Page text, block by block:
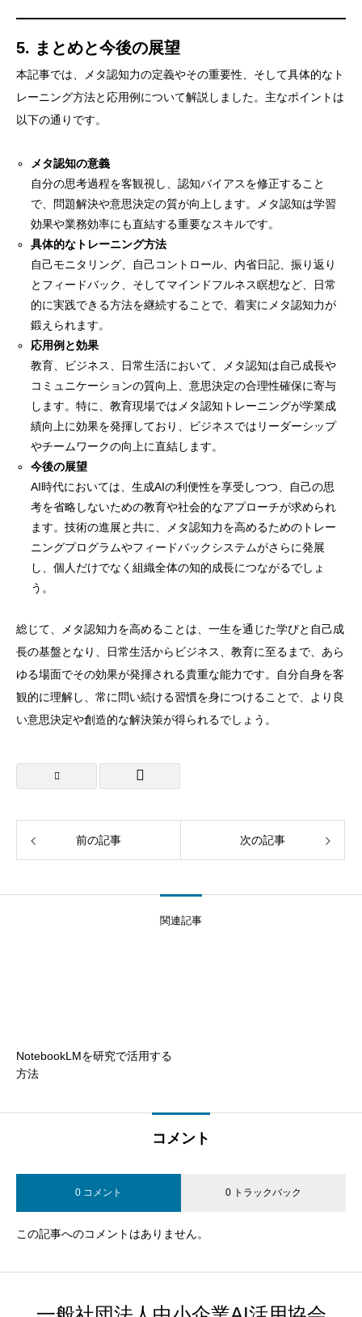
5. まとめと今後の展望
本記事では、メタ認知力の定義やその重要性、そして具体的なト
レーニング方法と応用例について解説しました。主なポイントは
以下の通りです。
メタ認知の意義
自分の思考過程を客観視し、認知バイアスを修正すること
で、問題解決や意思決定の質が向上します。メタ認知は学習
効果や業務効率にも直結する重要なスキルです。
具体的なトレーニング方法
自己モニタリング、自己コントロール、内省日記、振り返り
とフィードバック、そしてマインドフルネス瞑想など、日常
的に実践できる方法を継続することで、着実にメタ認知力が
鍛えられます。
応用例と効果
教育、ビジネス、日常生活において、メタ認知は自己成長や
コミュニケーションの質向上、意思決定の合理性確保に寄与
します。特に、教育現場ではメタ認知トレーニングが学業成
績向上に効果を発揮しており、ビジネスではリーダーシップ
やチームワークの向上に直結します。
今後の展望
AI時代においては、生成AIの利便性を享受しつつ、自己の思
考を省略しないための教育や社会的なアプローチが求められ
ます。技術の進展と共に、メタ認知力を高めるためのトレー
ニングプログラムやフィードバックシステムがさらに発展
し、個人だけでなく組織全体の知的成長につながるでしょ
う。
総じて、メタ認知力を高めることは、一生を通じた学びと自己成
長の基盤となり、日常生活からビジネス、教育に至るまで、あら
ゆる場面でその効果が発揮される貴重な能力です。自分自身を客
観的に理解し、常に問い続ける習慣を身につけることで、より良
い意思決定や創造的な解決策が得られるでしょう。
前の記事 次の記事
関連記事
NotebookLMを研究で活用する
方法
コメント
0 コメント 0 トラックバック
この記事へのコメントはありません。